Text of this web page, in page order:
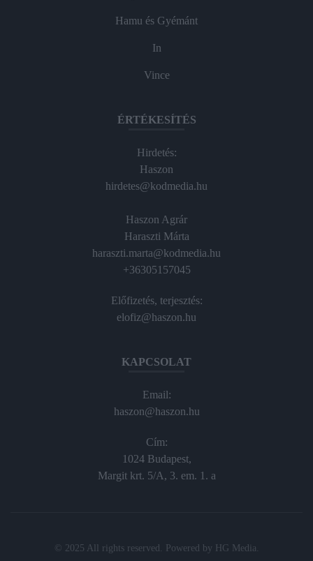
Hamu és Gyémánt
In
Vince
ÉRTÉKESÍTÉS
Hirdetés:
Haszon
hirdetes@kodmedia.hu
Haszon Agrár
Haraszti Márta
haraszti.marta@kodmedia.hu
+36305157045
Előfizetés, terjesztés:
elofiz@haszon.hu
KAPCSOLAT
Email:
haszon@haszon.hu
Cím:
1024 Budapest,
Margit krt. 5/A, 3. em. 1. a
© 2025 All rights reserved. Powered by HG Media